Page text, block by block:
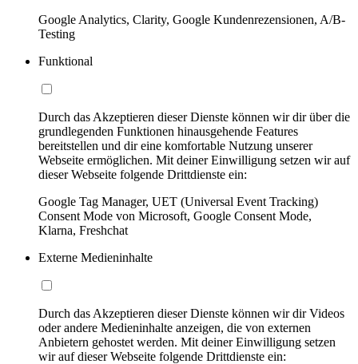
Google Analytics, Clarity, Google Kundenrezensionen, A/B-
Testing
Funktional
Durch das Akzeptieren dieser Dienste können wir dir über die
grundlegenden Funktionen hinausgehende Features
bereitstellen und dir eine komfortable Nutzung unserer
Webseite ermöglichen. Mit deiner Einwilligung setzen wir auf
dieser Webseite folgende Drittdienste ein:
Google Tag Manager, UET (Universal Event Tracking)
Consent Mode von Microsoft, Google Consent Mode,
Klarna, Freshchat
Externe Medieninhalte
Durch das Akzeptieren dieser Dienste können wir dir Videos
oder andere Medieninhalte anzeigen, die von externen
Anbietern gehostet werden. Mit deiner Einwilligung setzen
wir auf dieser Webseite folgende Drittdienste ein: